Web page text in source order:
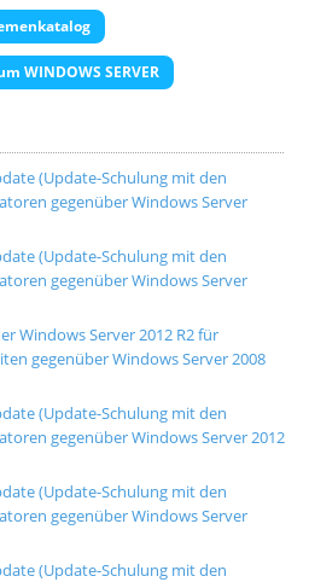
WINDOWS SERVER
(Update-Schulung mit den
gegenüber Windows Server
(Update-Schulung mit den
gegenüber Windows Server
Windows Server 2012 R2 für
gegenüber Windows Server 2008
(Update-Schulung mit den
gegenüber Windows Server 2012
(Update-Schulung mit den
gegenüber Windows Server
(Update-Schulung mit den